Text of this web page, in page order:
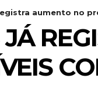
aumento no